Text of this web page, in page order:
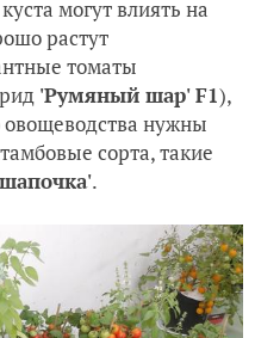
могут влиять на
растут
томаты
'Румяный шар' F1),
нужны
сорта, такие
.